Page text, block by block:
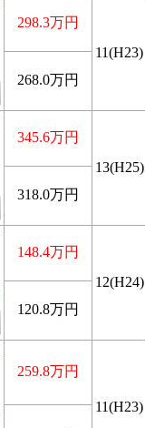
298.3万円
11(H23)
268.0万円
345.6万円
13(H25)
318.0万円
148.4万円
12(H24)
120.8万円
259.8万円
11(H23)